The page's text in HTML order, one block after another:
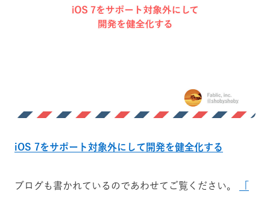
iOS 7をサポート対象外にして開発を健全化する
ブログも書かれているのであわせてご覧ください。